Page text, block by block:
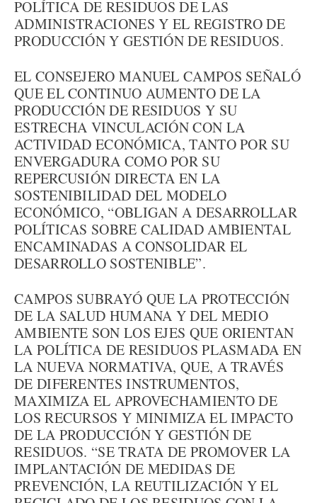
POLÍTICA DE RESIDUOS DE LAS
ADMINISTRACIONES Y EL REGISTRO DE
PRODUCCIÓN Y GESTIÓN DE RESIDUOS.
EL CONSEJERO MANUEL CAMPOS SEÑALÓ
QUE EL CONTINUO AUMENTO DE LA
PRODUCCIÓN DE RESIDUOS Y SU
ESTRECHA VINCULACIÓN CON LA
ACTIVIDAD ECONÓMICA, TANTO POR SU
ENVERGADURA COMO POR SU
REPERCUSIÓN DIRECTA EN LA
SOSTENIBILIDAD DEL MODELO
ECONÓMICO, “OBLIGAN A DESARROLLAR
POLÍTICAS SOBRE CALIDAD AMBIENTAL
ENCAMINADAS A CONSOLIDAR EL
DESARROLLO SOSTENIBLE”.
CAMPOS SUBRAYÓ QUE LA PROTECCIÓN
DE LA SALUD HUMANA Y DEL MEDIO
AMBIENTE SON LOS EJES QUE ORIENTAN
LA POLÍTICA DE RESIDUOS PLASMADA EN
LA NUEVA NORMATIVA, QUE, A TRAVÉS
DE DIFERENTES INSTRUMENTOS,
MAXIMIZA EL APROVECHAMIENTO DE
LOS RECURSOS Y MINIMIZA EL IMPACTO
DE LA PRODUCCIÓN Y GESTIÓN DE
RESIDUOS. “SE TRATA DE PROMOVER LA
IMPLANTACIÓN DE MEDIDAS DE
PREVENCIÓN, LA REUTILIZACIÓN Y EL